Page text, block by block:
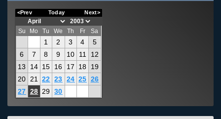
<Prev Today Next>
Su Mo Tu We Th Fr Sa
1 2 3 4
5
6
7 8 9 10 11
12
13
14 15 16 17 18
19
20
21 22 23 24 25 26
27 28 29 30